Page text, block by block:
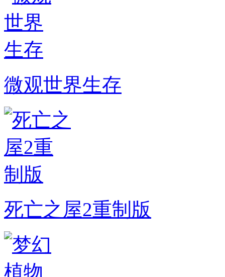
微观世界生存
死亡之屋2重制版